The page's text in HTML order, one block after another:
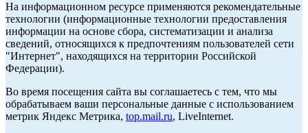
На информационном ресурсе применяются рекомендательные
технологии (информационные технологии предоставления
информации на основе сбора, систематизации и анализа
сведений, относящихся к предпочтениям пользователей сети
"Интернет", находящихся на территории Российской
Федерации).
Во время посещения сайта вы соглашаетесь с тем, что мы
обрабатываем ваши персональные данные с использованием
метрик Яндекс Метрика, top.mail.ru, LiveInternet.